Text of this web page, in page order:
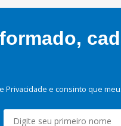
Privacidade e consinto que